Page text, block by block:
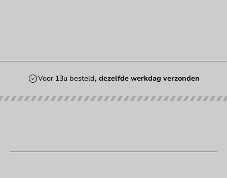
Voor 13u besteld, dezelfde werkdag verzonden